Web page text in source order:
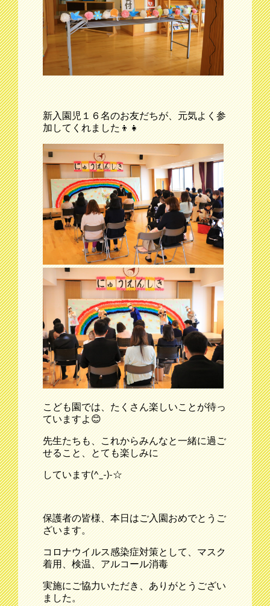
新入園児１６名のお友だちが、元気よく参
加してくれました👦👧
こども園では、たくさん楽しいことが待っ
ていますよ😊
先生たちも、これからみんなと一緒に過ご
せること、とても楽しみに
しています(^_-)-☆
保護者の皆様、本日はご入園おめでとうご
ざいます。
コロナウイルス感染症対策として、マスク
着用、検温、アルコール消毒
実施にご協力いただき、ありがとうござい
ました。